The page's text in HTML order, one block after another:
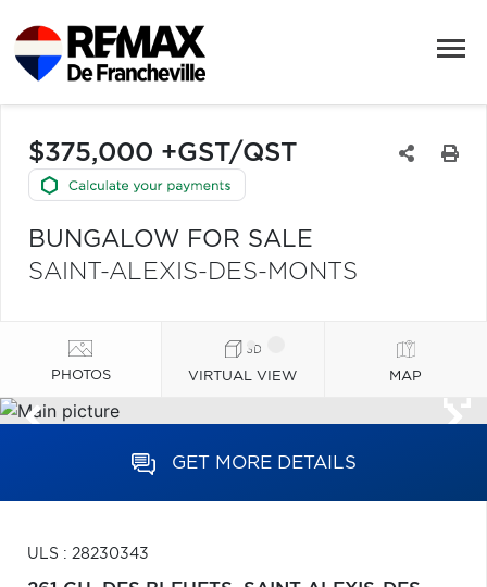
$375,000 +GST/QST
BUNGALOW FOR SALE
SAINT-ALEXIS-DES-MONTS
PHOTOS VIRTUAL VIEW MAP
GET MORE DETAILS
ULS : 28230343